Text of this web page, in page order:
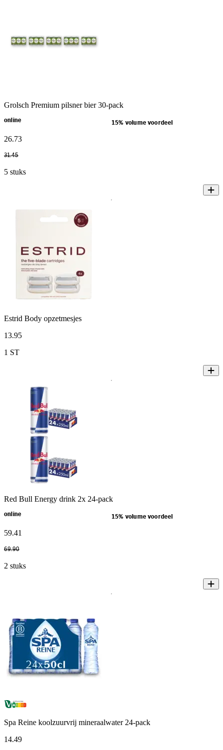
Grolsch Premium pilsner bier 30-pack
online 15% volume voordeel
26.73
31.45
5 stuks
Estrid Body opzetmesjes
13.95
1 ST
Red Bull Energy drink 2x 24-pack
online 15% volume voordeel
59.41
69.90
2 stuks
Spa Reine koolzuurvrij mineraalwater 24-pack
14.49